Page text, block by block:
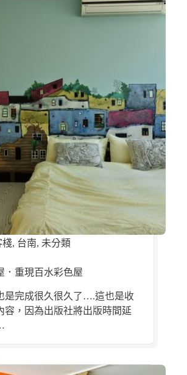
棧, 台南, 未分類
．重現百水彩色屋
是完成很久很久了….這也是收
容，因為出版社將出版時間延